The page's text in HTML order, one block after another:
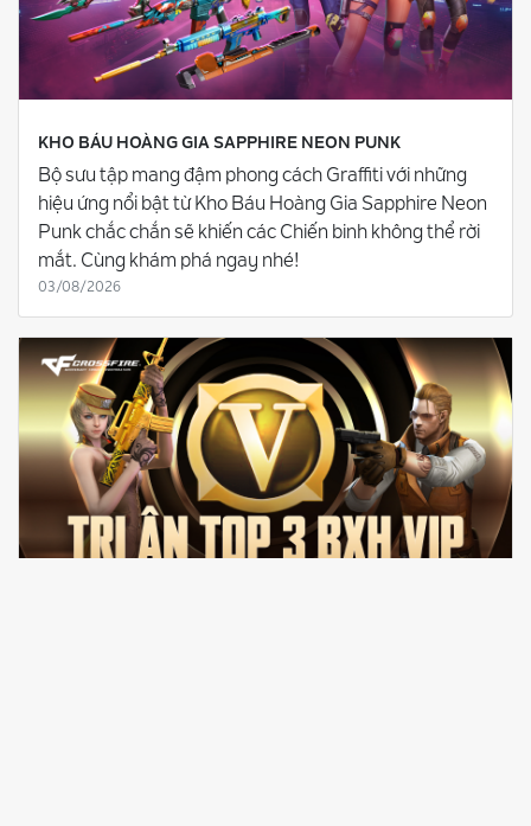
KHO BÁU HOÀNG GIA SAPPHIRE NEON PUNK
Bộ sưu tập mang đậm phong cách Graffiti với những
hiệu ứng nổi bật từ Kho Báu Hoàng Gia Sapphire Neon
Punk chắc chắn sẽ khiến các Chiến binh không thể rời
mắt. Cùng khám phá ngay nhé!
03/08/2026